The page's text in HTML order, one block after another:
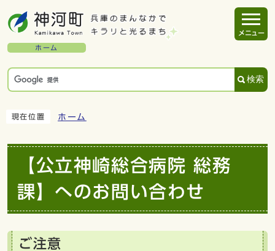
ホーム
検索
メニュー
現在位置 ホーム
【公立神崎総合病院 総務
課】へのお問い合わせ
ご注意